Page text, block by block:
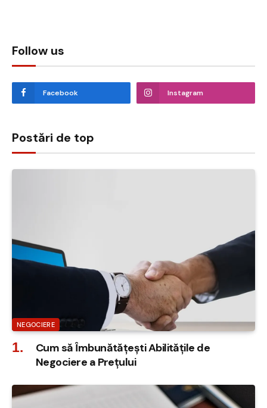
Follow us
Facebook Instagram
Postări de top
NEGOCIERE
Cum să Îmbunătățești Abilitățile de
Negociere a Prețului